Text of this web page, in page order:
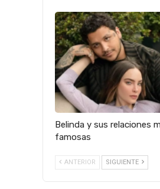
Belinda y sus relaciones
famosas
ANTERIOR SIGUIENTE